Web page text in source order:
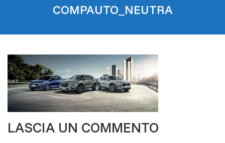
COMPAUTO_NEUTRA
LASCIA UN COMMENTO